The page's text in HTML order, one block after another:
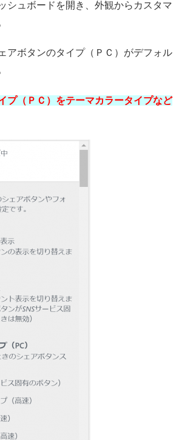
シュボードを開き、外観からカスタマ
アボタンのタイプ（ＰＣ）がデフォル
プ（ＰＣ）をテーマカラータイプなど